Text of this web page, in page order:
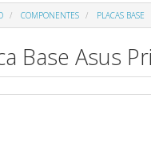
COMPONENTES PLACAS BASE
Base Asus